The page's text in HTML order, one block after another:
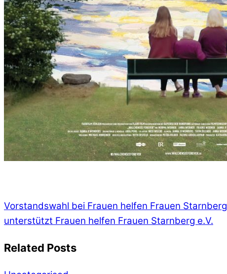
Vorstandswahl bei Frauen helfen Frauen Starnberg
unterstützt Frauen helfen Frauen Starnberg e.V.
Related Posts